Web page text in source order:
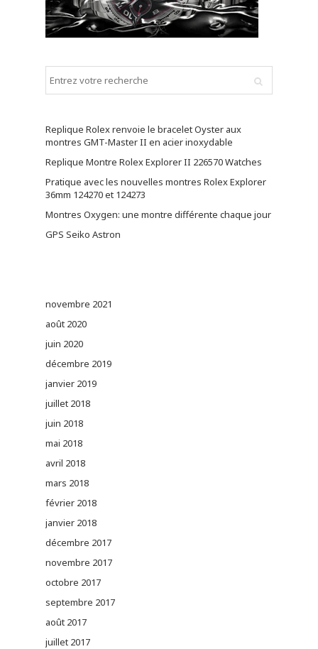
Replique Rolex renvoie le bracelet Oyster aux
montres GMT-Master II en acier inoxydable
Replique Montre Rolex Explorer II 226570 Watches
Pratique avec les nouvelles montres Rolex Explorer
36mm 124270 et 124273
Montres Oxygen: une montre différente chaque jour
GPS Seiko Astron
novembre 2021
août 2020
juin 2020
décembre 2019
janvier 2019
juillet 2018
juin 2018
mai 2018
avril 2018
mars 2018
février 2018
janvier 2018
décembre 2017
novembre 2017
octobre 2017
septembre 2017
août 2017
juillet 2017